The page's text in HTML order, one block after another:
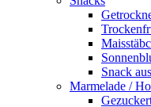
Snack
Marmelade /